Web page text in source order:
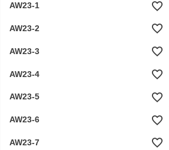
AW23-1
AW23-2
AW23-3
AW23-4
AW23-5
AW23-6
AW23-7